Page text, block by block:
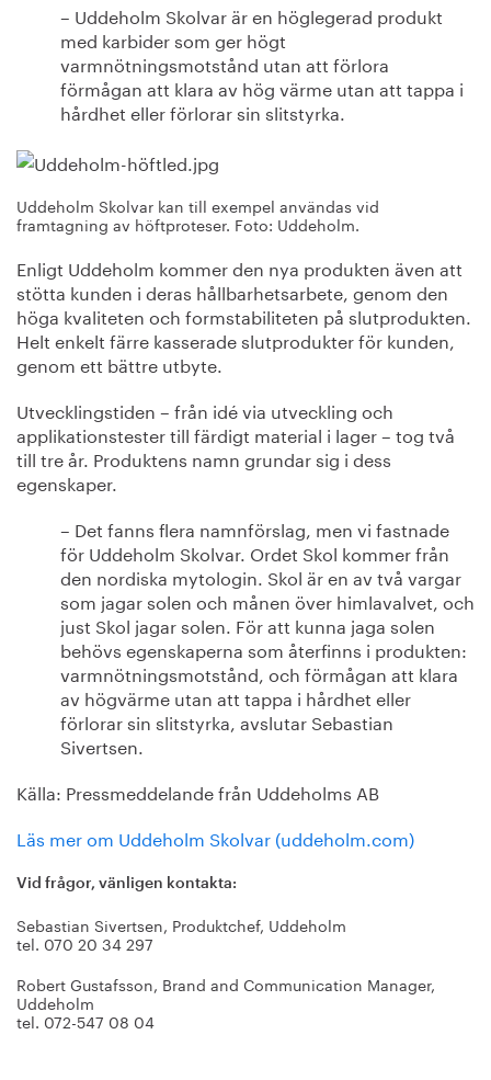
– Uddeholm Skolvar är en höglegerad produkt
med karbider som ger högt
varmnötningsmotstånd utan att förlora
förmågan att klara av hög värme utan att tappa i
hårdhet eller förlorar sin slitstyrka.
Uddeholm Skolvar kan till exempel användas vid
framtagning av höftproteser. Foto: Uddeholm.
Enligt Uddeholm kommer den nya produkten även att
stötta kunden i deras hållbarhetsarbete, genom den
höga kvaliteten och formstabiliteten på slutprodukten.
Helt enkelt färre kasserade slutprodukter för kunden,
genom ett bättre utbyte.
Utvecklingstiden – från idé via utveckling och
applikationstester till färdigt material i lager – tog två
till tre år. Produktens namn grundar sig i dess
egenskaper.
– Det fanns flera namnförslag, men vi fastnade
för Uddeholm Skolvar. Ordet Skol kommer från
den nordiska mytologin. Skol är en av två vargar
som jagar solen och månen över himlavalvet, och
just Skol jagar solen. För att kunna jaga solen
behövs egenskaperna som återfinns i produkten:
varmnötningsmotstånd, och förmågan att klara
av högvärme utan att tappa i hårdhet eller
förlorar sin slitstyrka, avslutar Sebastian
Sivertsen.
Källa: Pressmeddelande från Uddeholms AB
Läs mer om Uddeholm Skolvar (uddeholm.com)
Vid frågor, vänligen kontakta:
Sebastian Sivertsen, Produktchef, Uddeholm
tel. 070 20 34 297
Robert Gustafsson, Brand and Communication Manager,
Uddeholm
tel. 072-547 08 04